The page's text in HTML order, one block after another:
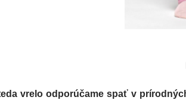
vrelo odporúčame spať v